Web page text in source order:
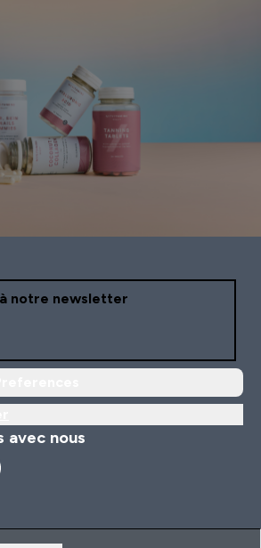
notre newsletter
avec nous